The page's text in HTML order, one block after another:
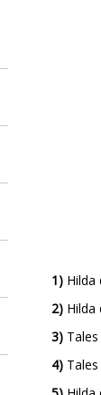
1) Hilda
2) Hilda
3)
4)